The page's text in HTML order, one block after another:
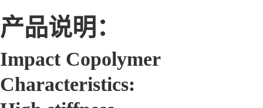
产品说明：
Impact Copolymer
Characteristics: